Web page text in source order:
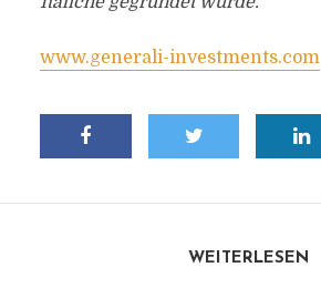
www.generali-investments.com
WEITERLESEN